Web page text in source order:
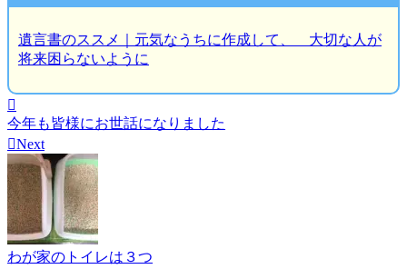
遺言書のススメ｜元気なうちに作成して、 大切な人が
将来困らないように

今年も皆様にお世話になりました
Next
わが家のトイレは３つ